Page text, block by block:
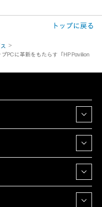
トップに戻る
PCに革新をもたらす「HP Pavilion